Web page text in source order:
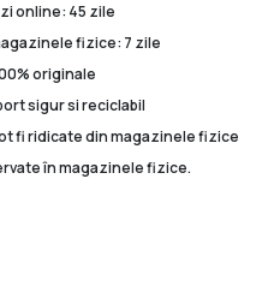
online: 45 zile
fizice: 7 zile
originale
sigur si reciclabil
fi ridicate din magazinele fizice
în magazinele fizice.